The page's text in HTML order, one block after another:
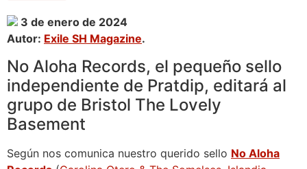
3 de enero de 2024
Autor: Exile SH Magazine.
No Aloha Records, el pequeño sello
independiente de Pratdip, editará al
grupo de Bristol The Lovely
Basement
Según nos comunica nuestro querido sello No Aloha